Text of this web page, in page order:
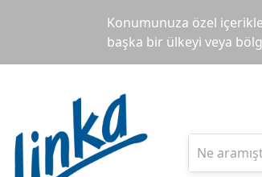
Konumunuza özel
başka bir ülkeyi veya